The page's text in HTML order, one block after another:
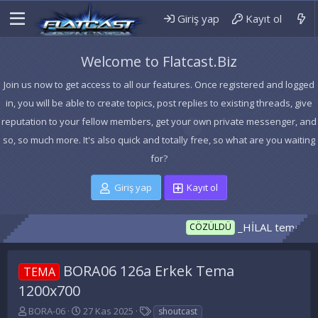
Giriş yap Kayıt ol
Welcome to Flatcast.Biz
Join us now to get access to all our features. Once registered and logged
in, you will be able to create topics, post replies to existing threads, give
reputation to your fellow members, get your own private messenger, and
so, so much more. It's also quick and totally free, so what are you waiting
for?
Giriş yap Kayıt ol
CÖZÜLDÜ _HİLAL temanız hazır
TEMA
BORA06 126a Erkek Tema
1200x700
K
BORA-06
B
27 Kas 2025
Eshoutcast